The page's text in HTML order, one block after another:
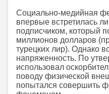
Социально-медийная
впервые встретилась
подписчиком, который
миллионов долларов
турецких лир). Однако
напряженность. По
использовал
поводу физической
попытался совершить